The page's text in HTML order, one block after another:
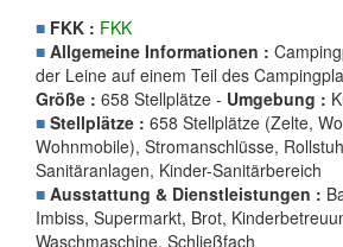
■ FKK : FKK
■ Allgemeine Informationen :
der Leine auf einem Teil des
Größe : 658 Stellplätze - Umgebung :
■ Stellplätze : 658 Stellplätze (Zelte,
Wohnmobile), Stromanschlüsse,
Sanitäranlagen, Kinder-Sanitärbereich
■ Ausstattung & Dienstleistungen :
Imbiss, Supermarkt, Brot,
Waschmaschine, Schließfach